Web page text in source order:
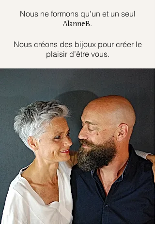
Nous ne formons qu’un et un seul
AlanneB.
Nous créons des bijoux pour créer le
plaisir d’être vous.